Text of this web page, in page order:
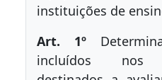
instituições de
Art. 1º
incluídos nos